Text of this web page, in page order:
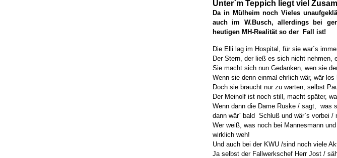
Unter`m Teppich liegt viel
Da in Mülheim noch Vieles
auch im W.Busch, allerdings bei
heutigen MH-Realität so der Fall ist!
Die Elli lag im Hospital, für sie war`s
Der Stern, der ließ es sich nicht nehmen,
Sie macht sich nun Gedanken, wen sie
Wenn sie denn einmal ehrlich wär, wär
Doch sie braucht nur zu warten, selbst
Der Meinolf ist noch still, macht später,
Wenn dann die Dame Ruske / sagt, was
dann wär` bald Schluß und wär`s vorbei /
Wer weiß, was noch bei Mannesmann
wirklich weh!
Und auch bei der KWU /sind noch viele
Ja selbst der Fallwerkschef Herr Jost /